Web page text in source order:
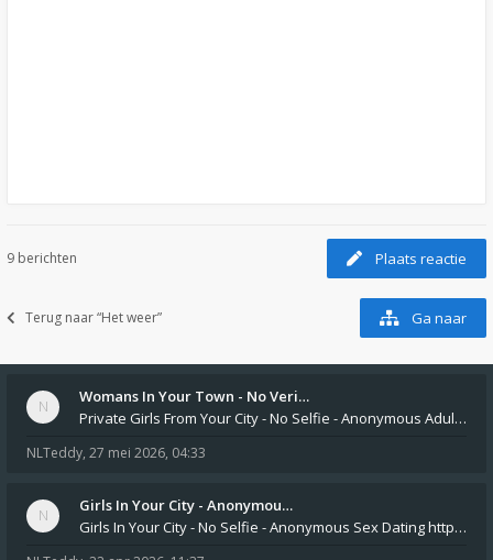
9 berichten Plaats reactie
Terug naar “Het weer” Ga naar
Womans In Your Town - No Veri…
Private Girls From Your City - No Selfie - Anonymous Adult Dating https://privatedates.live Private Girls In Your
NLTeddy, 27 mei 2026, 04:33
Girls In Your City - Anonymou…
Girls In Your City - No Selfie - Anonymous Sex Dating https://SecretPrivat.com Womens In Your Town - Anonymous S